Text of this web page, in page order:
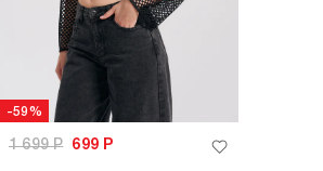
-59%
1 699Р 699 Р